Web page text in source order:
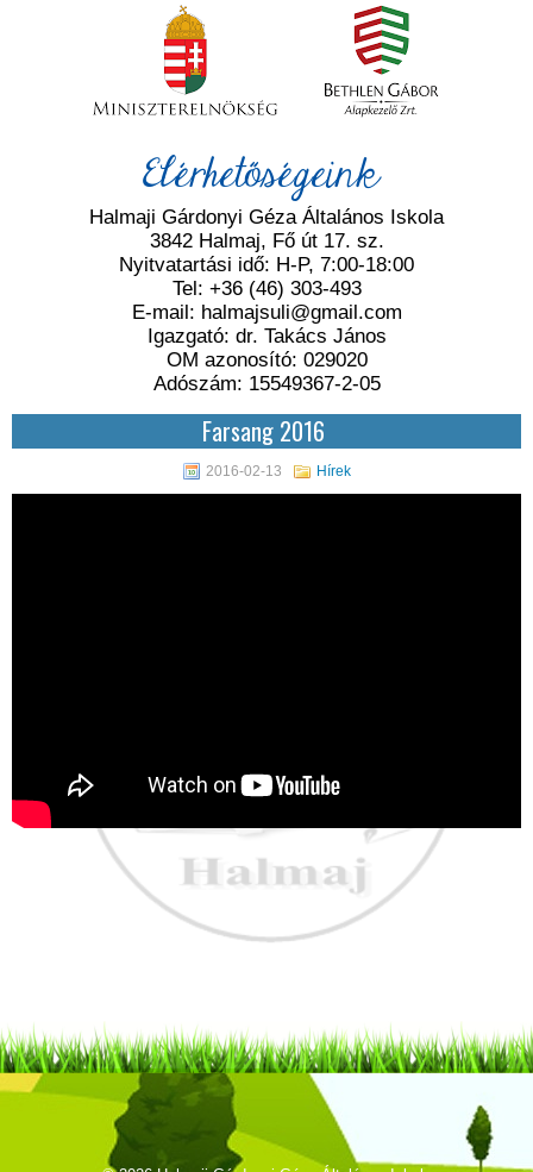
Elérhetőségeink
Halmaji Gárdonyi Géza Általános Iskola
3842 Halmaj, Fő út 17. sz.
Nyitvatartási idő: H-P, 7:00-18:00
Tel: +36 (46) 303-493
E-mail: halmajsuli@gmail.com
Igazgató: dr. Takács János
OM azonosító: 029020
Adószám: 15549367-2-05
Farsang 2016
2016-02-13 Hírek